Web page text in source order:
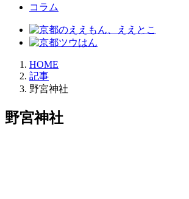
コラム
HOME
記事
野宮神社
野宮神社